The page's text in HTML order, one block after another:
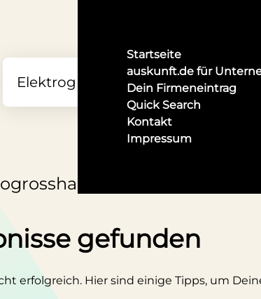
Startseite
auskunft.de für
Dein Firmeneintrag
Quick Search
Kontakt
Impressum
in Rostock
gefunden
erfolgreich. Hier sind einige Tipps, um